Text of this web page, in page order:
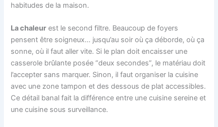
habitudes de la maison.
La chaleur est le second filtre. Beaucoup de foyers
pensent être soigneux… jusqu’au soir où ça déborde, où ça
sonne, où il faut aller vite. Si le plan doit encaisser une
casserole brûlante posée “deux secondes”, le matériau doit
l’accepter sans marquer. Sinon, il faut organiser la cuisine
avec une zone tampon et des dessous de plat accessibles.
Ce détail banal fait la différence entre une cuisine sereine et
une cuisine sous surveillance.